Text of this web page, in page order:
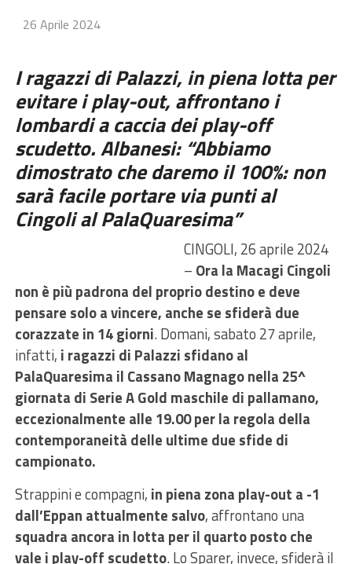
26 Aprile 2024
I ragazzi di Palazzi, in piena lotta per
evitare i play-out, affrontano i
lombardi a caccia dei play-off
scudetto. Albanesi: “Abbiamo
dimostrato che daremo il 100%: non
sarà facile portare via punti al
Cingoli al PalaQuaresima”
CINGOLI, 26 aprile 2024
– Ora la Macagi Cingoli
non è più padrona del proprio destino e deve
pensare solo a vincere, anche se sfiderà due
corazzate in 14 giorni. Domani, sabato 27 aprile,
infatti, i ragazzi di Palazzi sfidano al
PalaQuaresima il Cassano Magnago nella 25^
giornata di Serie A Gold maschile di pallamano,
eccezionalmente alle 19.00 per la regola della
contemporaneità delle ultime due sfide di
campionato.
Strappini e compagni, in piena zona play-out a -1
dall’Eppan attualmente salvo, affrontano una
squadra ancora in lotta per il quarto posto che
vale i play-off scudetto. Lo Sparer, invece, sfiderà il